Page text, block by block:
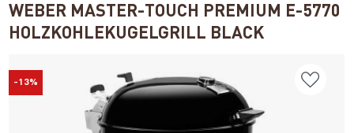
WEBER MASTER-TOUCH PREMIUM E-5770
HOLZKOHLEKUGELGRILL BLACK
-13%